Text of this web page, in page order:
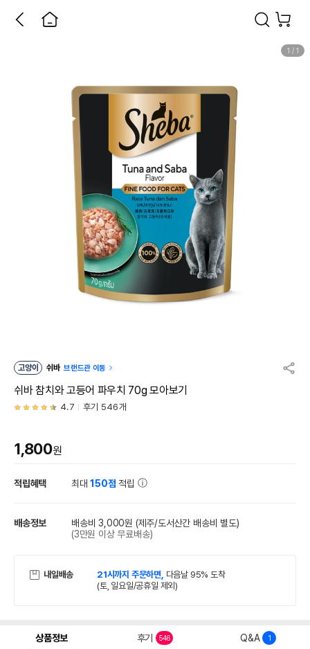
1 / 1
고양이 쉬바 브랜드관 이동
쉬바 참치와 고등어 파우치 70g 모아보기
4.7 후기 546개
1,800원
적립혜택 최대150점 적립
배송정보 배송비 3,000원 (제주/도서산간 배송비 별도)
(3만원 이상 무료배송)
내일배송 21시까지 주문하면, 다음날 95% 도착
(토, 일요일/공휴일 제외)
상품정보 후기 546 Q&A 1